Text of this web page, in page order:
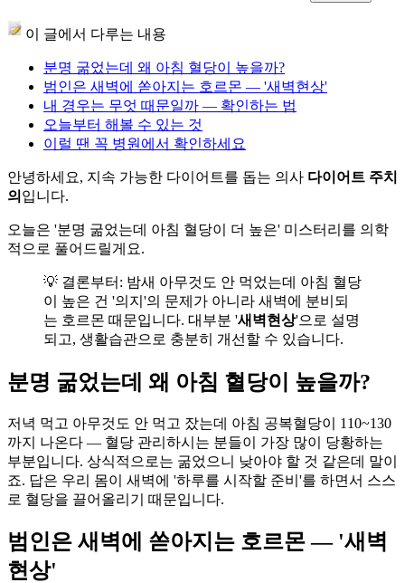
이 글에서 다루는 내용
분명 굶었는데 왜 아침 혈당이 높을까?
범인은 새벽에 쏟아지는 호르몬 — '새벽현상'
내 경우는 무엇 때문일까 — 확인하는 법
오늘부터 해볼 수 있는 것
이럴 땐 꼭 병원에서 확인하세요
안녕하세요, 지속 가능한 다이어트를 돕는 의사 다이어트 주치
의 입니다.
오늘은 '분명 굶었는데 아침 혈당이 더 높은' 미스터리를 의학
적으로 풀어드릴게요.
💡 결론부터: 밤새 아무것도 안 먹었는데 아침 혈당
이 높은 건 '의지'의 문제가 아니라 새벽에 분비되
는 호르몬 때문입니다. 대부분 '새벽현상'으로 설명
되고, 생활습관으로 충분히 개선할 수 있습니다.
분명 굶었는데 왜 아침 혈당이 높을까?
저녁 먹고 아무것도 안 먹고 잤는데 아침 공복혈당이 110~130
까지 나온다 — 혈당 관리하시는 분들이 가장 많이 당황하는
부분입니다. 상식적으로는 굶었으니 낮아야 할 것 같은데 말이
죠. 답은 우리 몸이 새벽에 '하루를 시작할 준비'를 하면서 스스
로 혈당을 끌어올리기 때문입니다.
범인은 새벽에 쏟아지는 호르몬 — '새벽
현상'